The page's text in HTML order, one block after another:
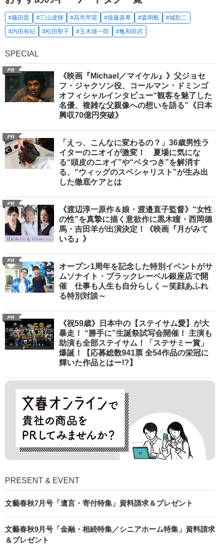
#藤田晋 #三山凌輝 #高市早苗 #後藤真希 #森岡毅
#城彰二
#内田有紀
#松田聖子 #玉木雄一郎 #亀和田武
SPECIAL
PR
《映画『Michael／マイケル』》父ジョセ
フ・ジャクソン役、コールマン・ドミンゴ
オフィシャルインタビュー“観客を魅了した
名優、複雑な父親像への想いを語る”《日本
興収70億円突破》
PR
「えっ、こんなに変わるの？」36歳男性ラ
イターのニオイが激変！ 夏場に気にな
る“頭皮のニオイ”や“ベタつき”を解消す
る、“ウィッグのスペシャリスト”が生み出
した徹底ケアとは
PR
《渡辺淳一原作＆娘・渡邉直子監督》“女性
の性”を真摯に描く意欲作に黒木瞳・西岡德
馬・吉田羊が出演決定！《映画『月がみて
いる』》
PR
オープン1周年を記念した特別イベントがサ
ムソナイト・ブラックレーベル銀座店で開
催 仕事も人生も自分らしく～笑顔あふれ
る特別対談～
PR
《祝59歳》日本中の【ステイサム愛】が大
暴走！ “勝手に”生誕祭試写会開催！ 主演も
助演も全部ステイサム！「ステサミー賞」
爆誕！【応募総数941票 全54作品の栄冠に
輝いた作品とはー!?】
PRESENT & EVENT
文藝春秋7月号「遺言・寄付特集」資料請求＆プレゼント
文藝春秋9月号「金融・相続特集／シニアホーム特集」資料請求
＆プレゼント